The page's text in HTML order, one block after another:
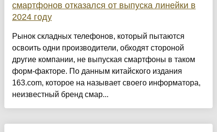
смартфонов отказался от выпуска линейки в
2024 году
Рынок складных телефонов, который пытаются
освоить одни производители, обходят стороной
другие компании, не выпуская смартфоны в таком
форм-факторе. По данным китайского издания
163.com, которое на называет своего информатора,
неизвестный бренд смар...